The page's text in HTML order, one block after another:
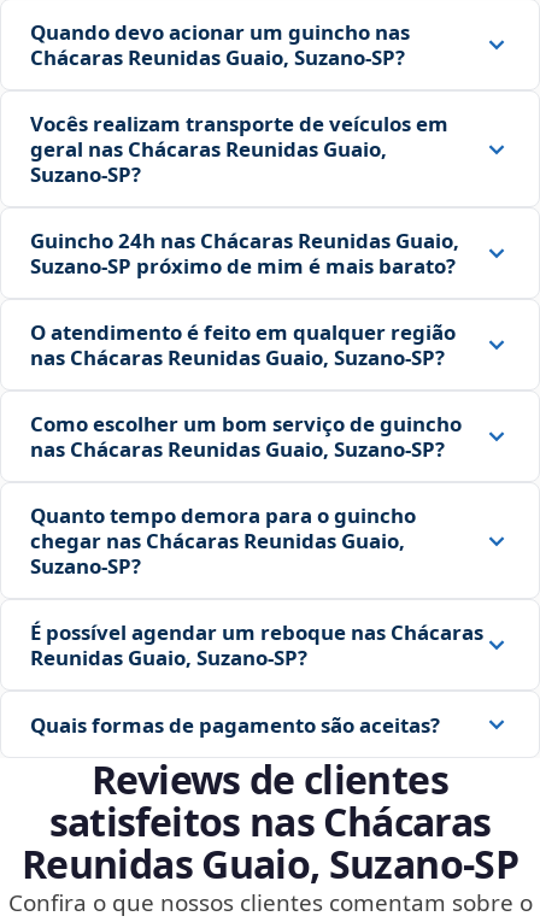
Quando devo acionar um guincho nas
Chácaras Reunidas Guaio, Suzano‑SP?
Vocês realizam transporte de veículos em
geral nas Chácaras Reunidas Guaio,
Suzano‑SP?
Guincho 24h nas Chácaras Reunidas Guaio,
Suzano‑SP próximo de mim é mais barato?
O atendimento é feito em qualquer região
nas Chácaras Reunidas Guaio, Suzano‑SP?
Como escolher um bom serviço de guincho
nas Chácaras Reunidas Guaio, Suzano‑SP?
Quanto tempo demora para o guincho
chegar nas Chácaras Reunidas Guaio,
Suzano‑SP?
É possível agendar um reboque nas Chácaras
Reunidas Guaio, Suzano‑SP?
Quais formas de pagamento são aceitas?
Reviews de clientes
satisfeitos nas Chácaras
Reunidas Guaio, Suzano‑SP
Confira o que nossos clientes comentam sobre o